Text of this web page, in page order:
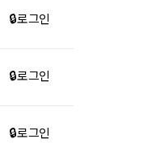
🔒 로그인
🔒 로그인
🔒 로그인